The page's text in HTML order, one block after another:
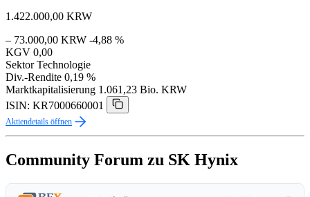
1.422.000,00 KRW
– 73.000,00 KRW -4,88 %
KGV 0,00
Sektor Technologie
Div.-Rendite 0,19 %
Marktkapitalisierung 1.061,23 Bio. KRW
ISIN: KR7000660001
Aktiendetails öffnen
Community Forum zu SK Hynix